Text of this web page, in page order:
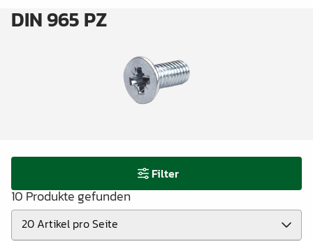
DIN 965 PZ
Filter
10 Produkte gefunden